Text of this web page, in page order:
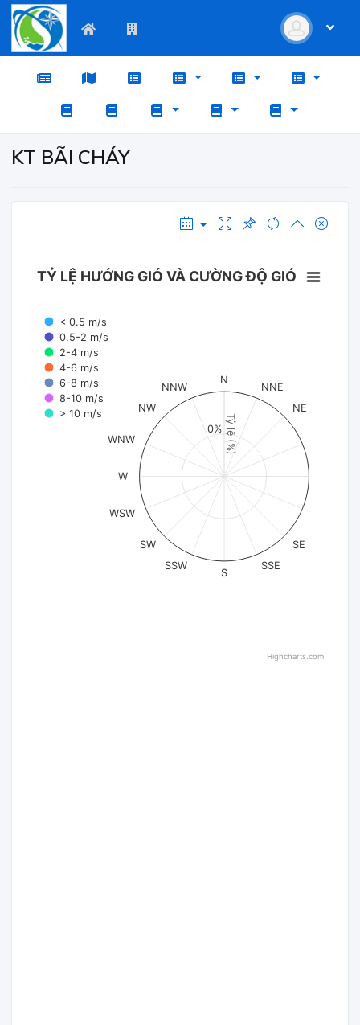
KT BÃI CHÁY
Tỷ lệ (%)
TỶ LỆ HƯỚNG GIÓ VÀ CƯỜNG ĐỘ GIÓ
< 0.5 m/s
0.5-2 m/s
2-4 m/s
4-6 m/s
6-8 m/s
8-10 m/s
> 10 m/s
N
NNE
NE
SE
SSE
S
SSW
SW
WSW
W
WNW
NW
NNW
0%
Highcharts.com